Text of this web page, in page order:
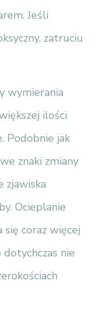
Jeśli
zatruciu
wymierania
ilości
Podobnie jak
znaki zmiany
zjawiska
Ocieplanie
coraz więcej
nie